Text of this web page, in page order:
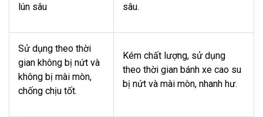
lún sâu
sâu.
Sử dụng theo thời
gian không bị nứt và
không bị mài mòn,
chống chịu tốt.
Kém chất lượng, sử dụng
theo thời gian bánh xe cao su
bị nứt và mài mòn, nhanh hư.